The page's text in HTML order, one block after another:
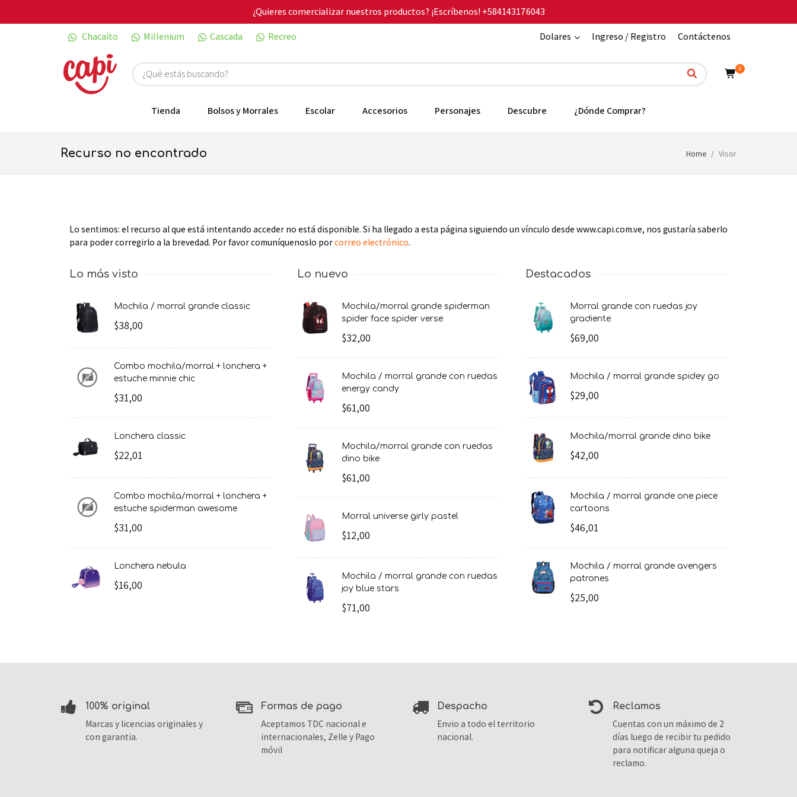
¿Quieres comercializar nuestros productos? ¡Escríbenos!+584143176043
Chacaíto
Millenium Cascada Recreo Dolares Ingreso / Registro Contáctenos
0
Tienda Bolsos y Morrales Escolar Accesorios Personajes Descubre ¿Dónde Comprar?
recurso no encontrado Home Visor
Lo sentimos: el recurso al que está intentando acceder no está disponible. Si ha llegado a esta página siguiendo un vínculo desde www.capi.com.ve, nos gustaría saberlo
para poder corregirlo a la brevedad. Por favor comuníquenoslo porcorreo electrónico.
Lo más visto
mochila / morral grande classic
$38,00
combo mochila/morral + lonchera +
estuche minnie chic
$31,00
lonchera classic
$22,01
combo mochila/morral + lonchera +
estuche spiderman awesome
$31,00
lonchera nebula
$16,00
Lo nuevo
mochila/morral grande spiderman
spider face spider verse
$32,00
mochila / morral grande con ruedas
energy candy
$61,00
mochila/morral grande con ruedas
dino bike
$61,00
morral universe girly pastel
$12,00
mochila / morral grande con ruedas
joy blue stars
$71,00
Destacados
morral grande con ruedas joy
gradiente
$69,00
mochila / morral grande spidey go
$29,00
mochila/morral grande dino bike
$42,00
mochila / morral grande one piece
cartoons
$46,01
mochila / morral grande avengers
patrones
$25,00
100% original
Marcas y licencias originales y
con garantia.
formas de pago
Aceptamos TDC nacional e
internacionales, Zelle y Pago
móvil
despacho
Envio a todo el territorio
nacional.
reclamos
Cuentas con un máximo de 2
días luego de recibir tu pedido
para notificar alguna queja o
reclamo.